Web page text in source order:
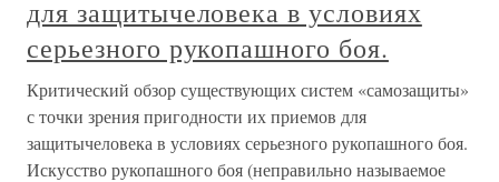
для защитычеловека в условиях
серьезного рукопашного боя.
Критический обзор существующих систем «самозащиты»
с точки зрения пригодности их приемов для
защитычеловека в условиях серьезного рукопашного боя.
Искусство рукопашного боя (неправильно называемое